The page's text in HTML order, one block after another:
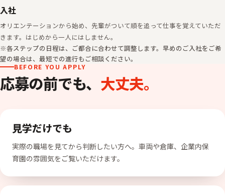
入社
オリエンテーションから始め、先輩がついて順を追って仕事を覚えていただ
きます。はじめから一人にはしません。
※各ステップの日程は、ご都合に合わせて調整します。早めのご入社をご希
望の場合は、最短での進行もご相談ください。
BEFORE YOU APPLY
応募の前でも、 大丈夫。
見学だけでも
実際の職場を見てから判断したい方へ。車両や倉庫、企業内保
育園の雰囲気をご覧いただけます。